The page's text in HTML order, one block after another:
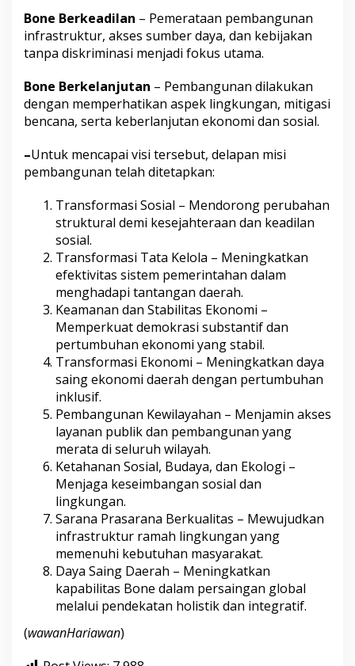
Bone Berkeadilan – Pemerataan pembangunan
infrastruktur, akses sumber daya, dan kebijakan
tanpa diskriminasi menjadi fokus utama.
Bone Berkelanjutan – Pembangunan dilakukan
dengan memperhatikan aspek lingkungan, mitigasi
bencana, serta keberlanjutan ekonomi dan sosial.
–Untuk mencapai visi tersebut, delapan misi
pembangunan telah ditetapkan:
Transformasi Sosial – Mendorong perubahan
struktural demi kesejahteraan dan keadilan
sosial.
Transformasi Tata Kelola – Meningkatkan
efektivitas sistem pemerintahan dalam
menghadapi tantangan daerah.
Keamanan dan Stabilitas Ekonomi –
Memperkuat demokrasi substantif dan
pertumbuhan ekonomi yang stabil.
Transformasi Ekonomi – Meningkatkan daya
saing ekonomi daerah dengan pertumbuhan
inklusif.
Pembangunan Kewilayahan – Menjamin akses
layanan publik dan pembangunan yang
merata di seluruh wilayah.
Ketahanan Sosial, Budaya, dan Ekologi –
Menjaga keseimbangan sosial dan
lingkungan.
Sarana Prasarana Berkualitas – Mewujudkan
infrastruktur ramah lingkungan yang
memenuhi kebutuhan masyarakat.
Daya Saing Daerah – Meningkatkan
kapabilitas Bone dalam persaingan global
melalui pendekatan holistik dan integratif.
(wawanHariawan)